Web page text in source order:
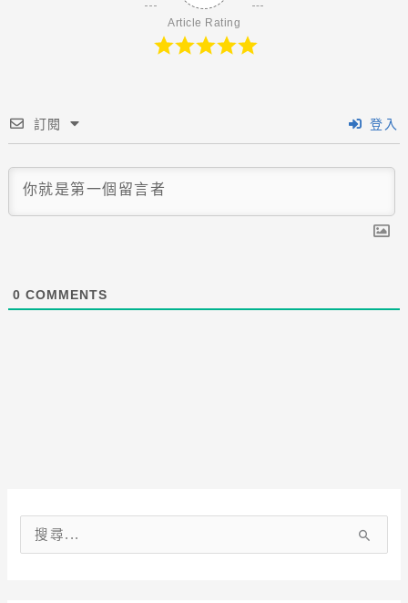
Article Rating
訂閱 登入
0 COMMENTS